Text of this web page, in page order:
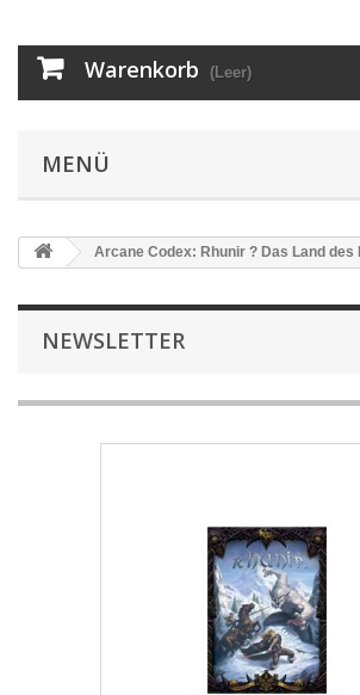
Warenkorb (Leer)
MENÜ
Arcane Codex: Rhunir ? Das Land des
NEWSLETTER